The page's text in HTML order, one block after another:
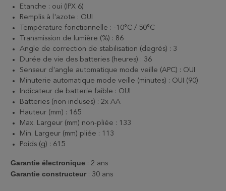
Etanche : oui (IPX 6)
Remplis à l'azote : OUI
Température fonctionnelle : -10°C / 50°C
Transmission de lumière (%) : 86
Angle de correction de stabilisation (degrés) : 3
Durée de vie des batteries (heures) : 36
Senseur d'angle automatique mode veille (APC) : OUI
Minuterie automatique mode veille (minutes) : OUI (90)
Indicateur de batterie faible : OUI
Batteries (non incluses) : 2x AA
Hauteur (mm) : 165
Max. Largeur (mm) non-pliée : 133
Min. Largeur (mm) pliée : 113
Poids (g) : 615
Garantie électronique : 2 ans
Garantie constructeur : 30 ans